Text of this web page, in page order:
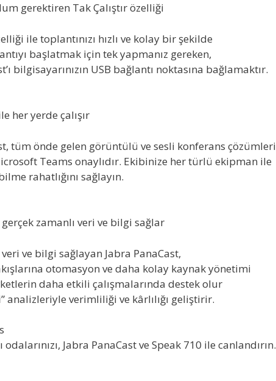
gerektiren Tak Çalıştır özelliği
ile toplantınızı hızlı ve kolay bir şekilde
başlatmak için tek yapmanız gereken,
bilgisayarınızın USB bağlantı noktasına bağlamaktır.
her yerde çalışır
tüm önde gelen görüntülü ve sesli konferans çözümleri
Teams onaylıdır. Ekibinize her türlü ekipman ile
rahatlığını sağlayın.
zamanlı veri ve bilgi sağlar
ve bilgi sağlayan Jabra PanaCast,
otomasyon ve daha kolay kaynak yönetimi
daha etkili çalışmalarında destek olur
analizleriyle verimliliği ve kârlılığı geliştirir.
Jabra PanaCast ve Speak 710 ile canlandırın.